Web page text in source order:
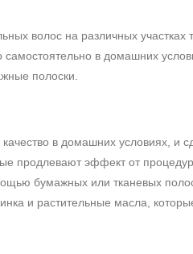
волос на различных
в домашних
полоски.
в домашних условиях, и
продлевают эффект от
бумажных или тканевых
и растительные масла,